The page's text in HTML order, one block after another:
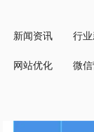
新闻资讯 行
网站优化 微